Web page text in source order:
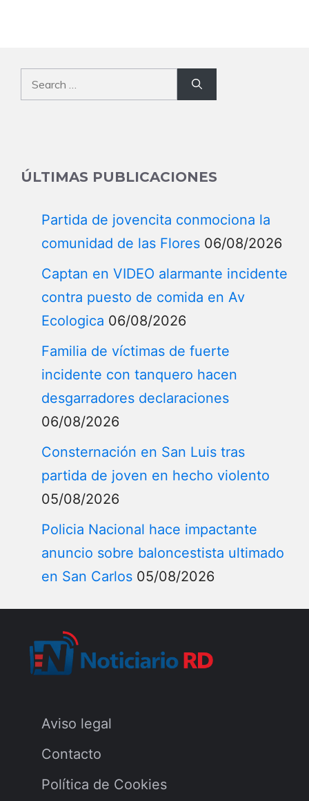
Search
for:
ÚLTIMAS PUBLICACIONES
Partida de jovencita conmociona la
comunidad de las Flores 06/08/2026
Captan en VIDEO alarmante incidente
contra puesto de comida en Av
Ecologica 06/08/2026
Familia de víctimas de fuerte
incidente con tanquero hacen
desgarradores declaraciones
06/08/2026
Consternación en San Luis tras
partida de joven en hecho violento
05/08/2026
Policia Nacional hace impactante
anuncio sobre baloncestista ultimado
en San Carlos 05/08/2026
Aviso legal
Contacto
Política de Cookies